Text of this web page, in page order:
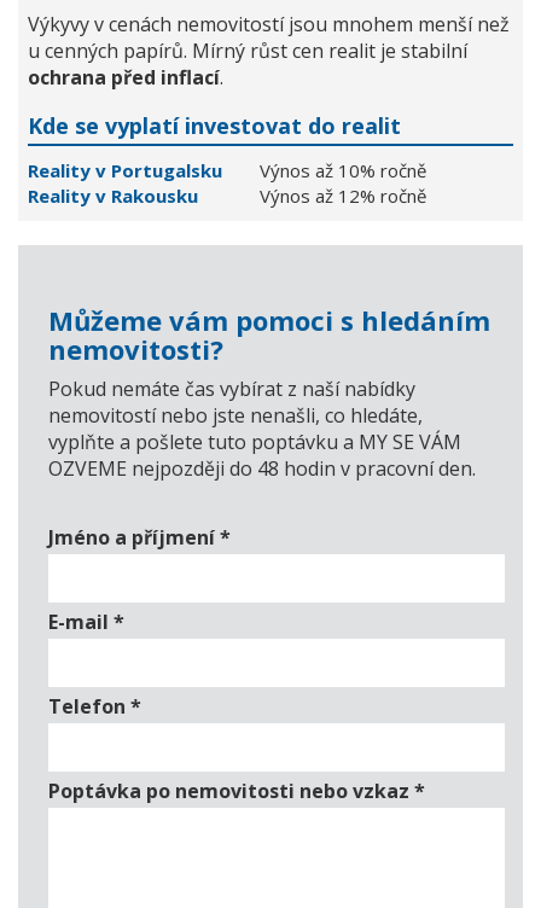
Výkyvy v cenách nemovitostí jsou mnohem menší než
u cenných papírů. Mírný růst cen realit je stabilní
ochrana před inflací.
Kde se vyplatí investovat do realit
Reality v Portugalsku
Výnos až 10% ročně
Reality v Rakousku
Výnos až 12% ročně
Můžeme vám pomoci s hledáním
nemovitosti?
Pokud nemáte čas vybírat z naší nabídky
nemovitostí nebo jste nenašli, co hledáte,
vyplňte a pošlete tuto poptávku a MY SE VÁM
OZVEME nejpozději do 48 hodin v pracovní den.
Jméno a příjmení*
E-mail *
Telefon *
Poptávka po nemovitosti nebo vzkaz *